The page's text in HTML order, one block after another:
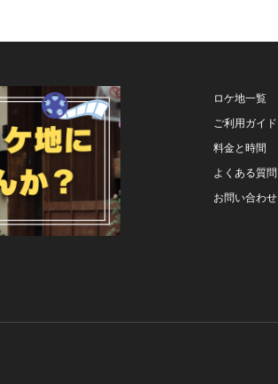
ロケ地一覧
ご利用ガイド
料金と時間
よくある質問
お問い合わせ